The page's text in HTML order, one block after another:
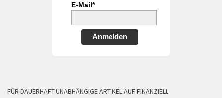
E-Mail*
Anmelden
FÜR DAUERHAFT UNABHÄNGIGE ARTIKEL AUF FINANZIELL-